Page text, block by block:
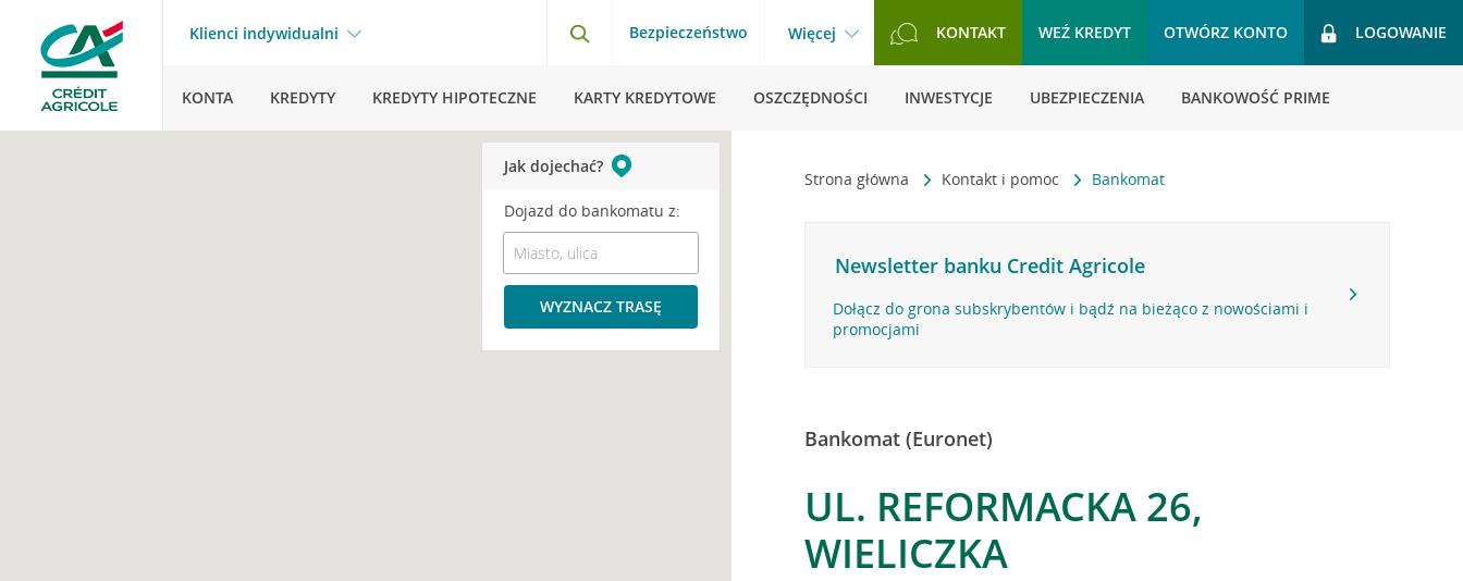
Klienci indywidualni Bezpieczeństwo Więcej KONTAKT WEŹ KREDYT OTWÓRZ KONTO LOGOWANIE
KONTA KREDYTY KREDYTY HIPOTECZNE KARTY KREDYTOWE OSZCZĘDNOŚCI INWESTYCJE UBEZPIECZENIA BANKOWOŚĆ PRIME
Strona główna Kontakt i pomoc Bankomat
Newsletter banku Credit Agricole
Dołącz do grona subskrybentów i bądź na bieżąco z nowościami i
promocjami
Bankomat (Euronet)
UL. REFORMACKA 26,
WIELICZKA
Jak dojechać?
Dojazd do bankomatu z:
WYZNACZ TRASĘ